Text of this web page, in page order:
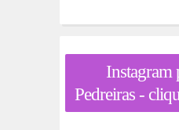
Instagram
Pedreiras -